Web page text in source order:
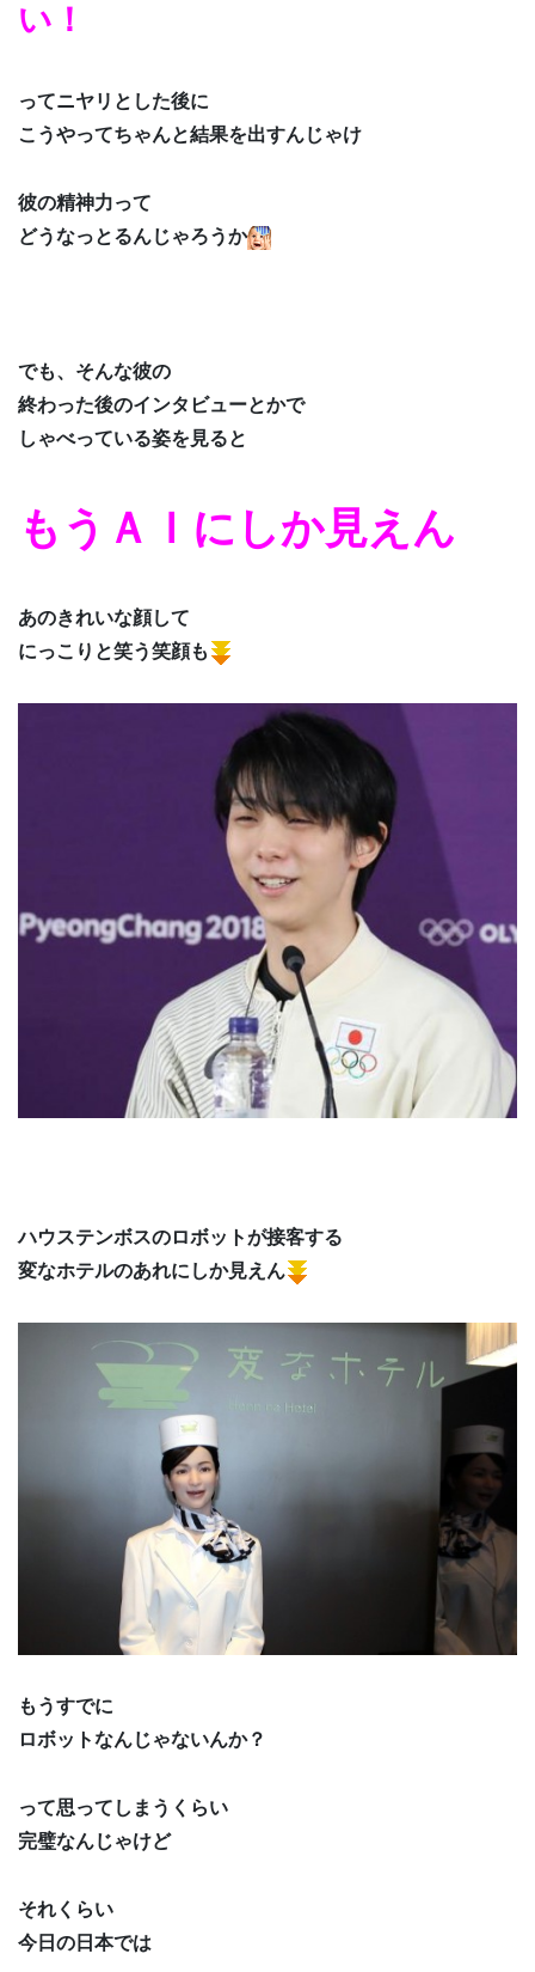
い！
ってニヤリとした後に
こうやってちゃんと結果を出すんじゃけ
彼の精神力って
どうなっとるんじゃろうか
でも、そんな彼の
終わった後のインタビューとかで
しゃべっている姿を見ると
もうＡＩにしか見えん
あのきれいな顔して
にっこりと笑う笑顔も
ハウステンボスのロボットが接客する
変なホテルのあれにしか見えん
もうすでに
ロボットなんじゃないんか？
って思ってしまうくらい
完璧なんじゃけど
それくらい
今日の日本では